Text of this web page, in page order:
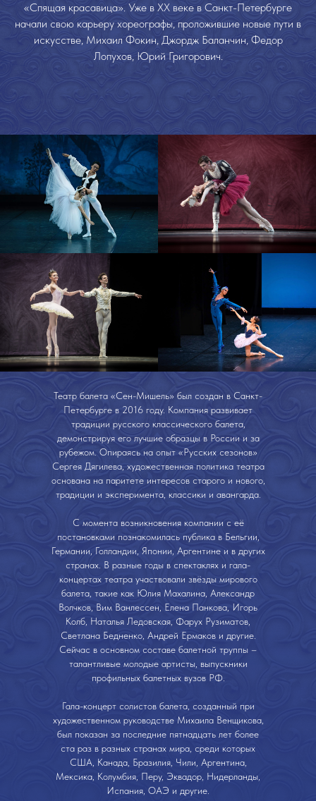
«Спящая красавица». Уже в XX веке в Санкт-Петербурге
начали свою карьеру хореографы, проложившие новые пути в
искусстве, Михаил Фокин, Джордж Баланчин, Федор
Лопухов, Юрий Григорович.
Театр балета «Сен-Мишель» был создан в Санкт-
Петербурге в 2016 году. Компания развивает
традиции русского классического балета,
демонстрируя его лучшие образцы в России и за
рубежом. Опираясь на опыт «Русских сезонов»
Сергея Дягилева, художественная политика театра
основана на паритете интересов старого и нового,
традиции и эксперимента, классики и авангарда.
С момента возникновения компании с её
постановками познакомилась публика в Бельгии,
Германии, Голландии, Японии, Аргентине и в других
странах. В разные годы в спектаклях и гала-
концертах театра участвовали звёзды мирового
балета, такие как Юлия Махалина, Александр
Волчков, Вим Ванлессен, Елена Панкова, Игорь
Колб, Наталья Ледовская, Фарух Рузиматов,
Светлана Бедненко, Андрей Ермаков и другие.
Сейчас в основном составе балетной труппы –
талантливые молодые артисты, выпускники
профильных балетных вузов РФ.
Гала-концерт солистов балета, созданный при
художественном руководстве Михаила Венщикова,
был показан за последние пятнадцать лет более
ста раз в разных странах мира, среди которых
США, Канада, Бразилия, Чили, Аргентина,
Мексика, Колумбия, Перу, Эквадор, Нидерланды,
Испания, ОАЭ и другие.